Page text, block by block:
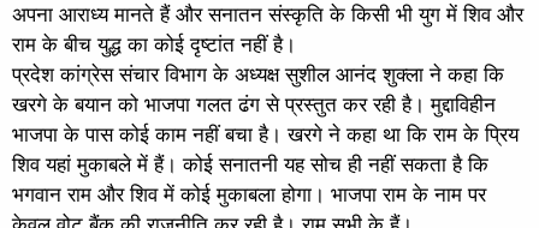
अपना आराध्य मानते हैं और सनातन संस्कृति के किसी भी युग में शिव और
राम के बीच युद्ध का कोई दृष्टांत नहीं है।
प्रदेश कांग्रेस संचार विभाग के अध्यक्ष सुशील आनंद शुक्ला ने कहा कि
खरगे के बयान को भाजपा गलत ढंग से प्रस्तुत कर रही है। मुद्दाविहीन
भाजपा के पास कोई काम नहीं बचा है। खरगे ने कहा था कि राम के प्रिय
शिव यहां मुकाबले में हैं। कोई सनातनी यह सोच ही नहीं सकता है कि
भगवान राम और शिव में कोई मुकाबला होगा। भाजपा राम के नाम पर